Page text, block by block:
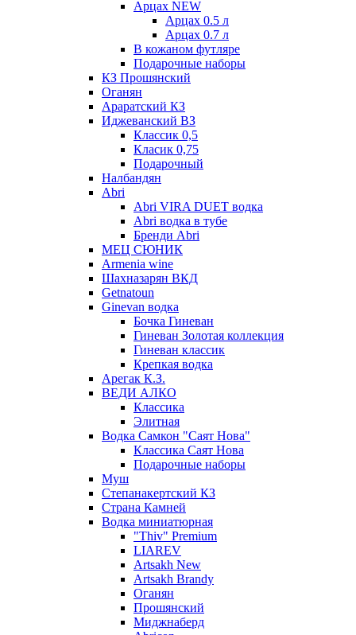
Арцах NEW
Арцах 0.5 л
Арцах 0.7 л
В кожаном футляре
Подарочные наборы
КЗ Прошянский
Оганян
Араратский КЗ
Иджеванский ВЗ
Классик 0,5
Класик 0,75
Подарочный
Налбандян
Abri
Abri VIRA DUET водка
Abri водка в тубе
Бренди Abri
МЕЦ СЮНИК
Armenia wine
Шахназарян ВКД
Getnatoun
Ginevan водка
Бочка Гиневан
Гиневан Золотая коллекция
Гиневан классик
Крепкая водка
Арегак К.З.
ВЕДИ АЛКО
Классика
Элитная
Водка Самкон "Саят Нова"
Классика Саят Нова
Подарочные наборы
Муш
Степанакертский КЗ
Страна Камней
Водка миниатюрная
"Thiv" Premium
LIAREV
Artsakh New
Artsakh Brandy
Оганян
Прошянский
Миджнаберд